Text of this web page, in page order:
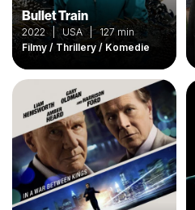
Bullet Train
2022 | USA | 127 min
Filmy / Thrillery / Komedie